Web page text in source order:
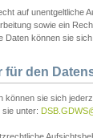
auf unentgeltliche
sowie ein
Daten können sie
für den
können sie sich
unter: